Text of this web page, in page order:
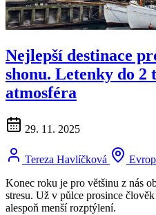
Nejlepší destinace
shonu. Letenky do 2
atmosféra
29. 11. 2025
Tereza Havlíčková
Konec roku je pro většinu z nás
stresu. Už v půlce prosince
alespoň menší rozptýlení.